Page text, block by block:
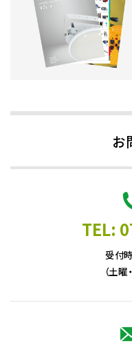
お
TEL:
受付
（土曜